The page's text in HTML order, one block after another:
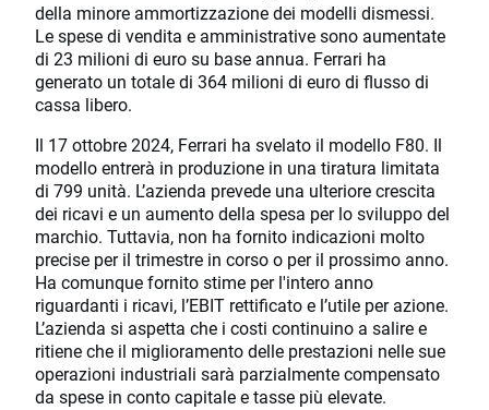
della minore ammortizzazione dei modelli dismessi.
Le spese di vendita e amministrative sono aumentate
di 23 milioni di euro su base annua. Ferrari ha
generato un totale di 364 milioni di euro di flusso di
cassa libero.
Il 17 ottobre 2024, Ferrari ha svelato il modello F80. Il
modello entrerà in produzione in una tiratura limitata
di 799 unità. L’azienda prevede una ulteriore crescita
dei ricavi e un aumento della spesa per lo sviluppo del
marchio. Tuttavia, non ha fornito indicazioni molto
precise per il trimestre in corso o per il prossimo anno.
Ha comunque fornito stime per l'intero anno
riguardanti i ricavi, l’EBIT rettificato e l’utile per azione.
L’azienda si aspetta che i costi continuino a salire e
ritiene che il miglioramento delle prestazioni nelle sue
operazioni industriali sarà parzialmente compensato
da spese in conto capitale e tasse più elevate.